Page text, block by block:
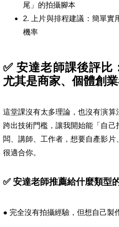
尾」的拍攝腳本
2. 上片與排程建議：簡單實
機率
✅ 安達老師課後評比
尤其是商家、個體創
這堂課沒有太多理論，也沒有演
跨出技術門檻，讓我開始能「自
闆、講師、工作者，想要自產影
很適合你。
✅ 安達老師推薦給什麼類型
● 完全沒有拍攝經驗，但想自己製